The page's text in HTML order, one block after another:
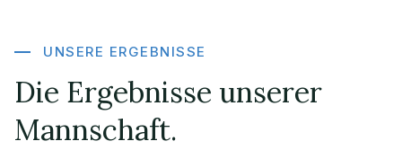
UNSERE ERGEBNISSE
Die Ergebnisse unserer
Mannschaft.